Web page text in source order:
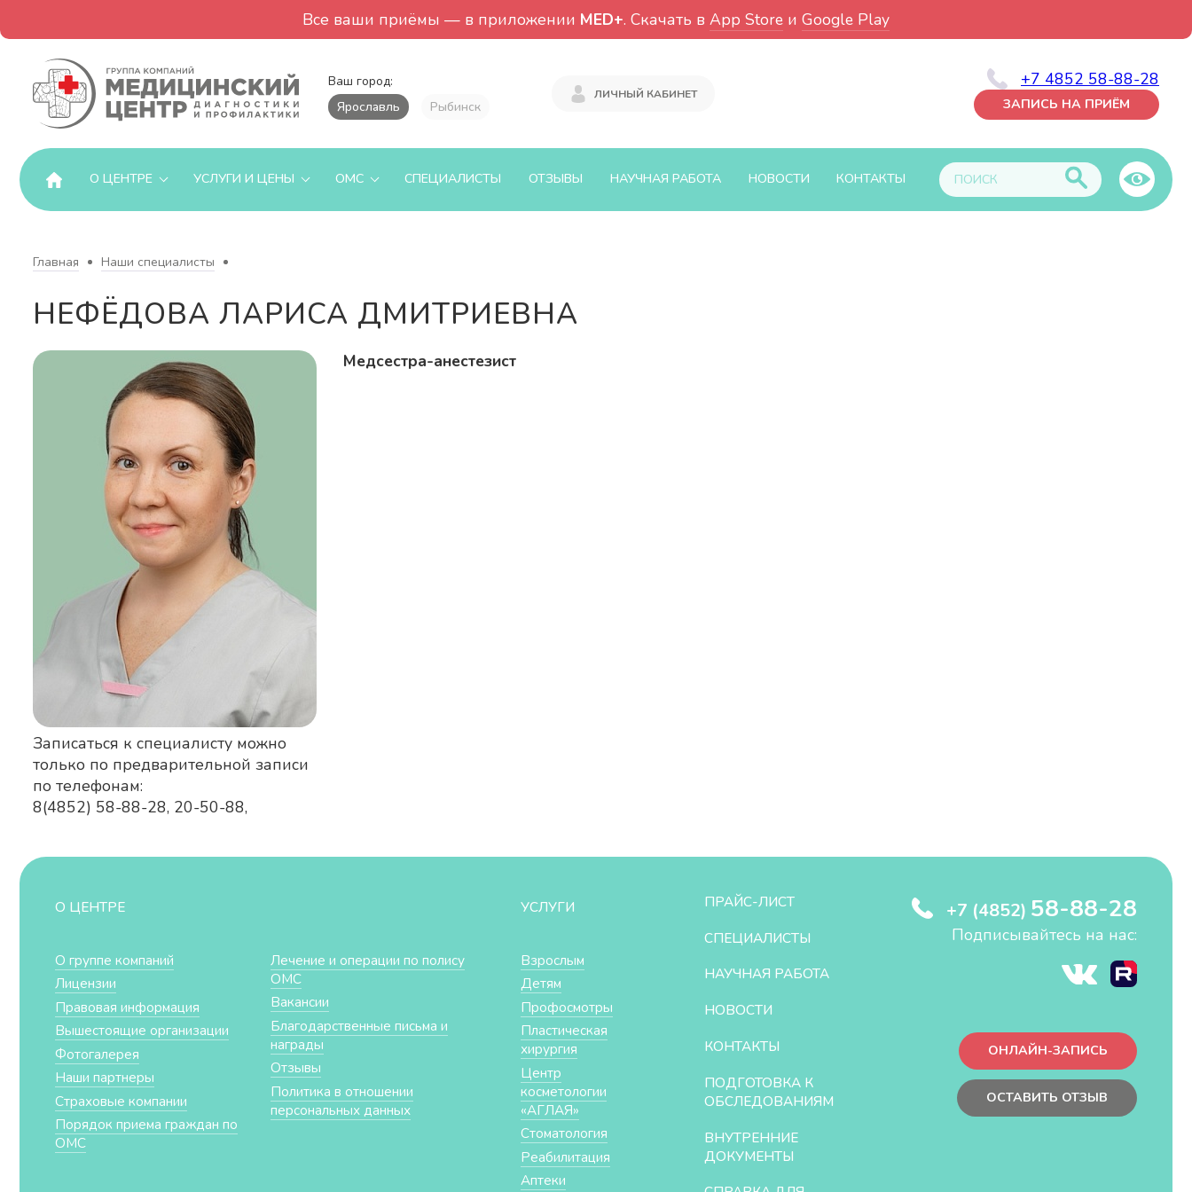
Все ваши приёмы — в приложении MED+. Скачать в App Store и Google Play
Ваш город:
Ярославль
Рыбинск
ЛИЧНЫЙ КАБИНЕТ
+7 4852 58-88-28
ЗАПИСЬ НА ПРИЁМ
О ЦЕНТРЕ УСЛУГИ И ЦЕНЫ ОМС СПЕЦИАЛИСТЫ ОТЗЫВЫ НАУЧНАЯ РАБОТА НОВОСТИ КОНТАКТЫ
Главная Наши специалисты
НЕФЁДОВА ЛАРИСА ДМИТРИЕВНА
Записаться к специалисту можно
только по предварительной записи
по телефонам:
8(4852) 58-88-28, 20-50-88,
Медсестра-анестезист
О ЦЕНТРЕ
О группе компаний
Лицензии
Правовая информация
Вышестоящие организации
Фотогалерея
Наши партнеры
Страховые компании
Порядок приема граждан по
ОМС
Лечение и операции по полису
ОМС
Вакансии
Благодарственные письма и
награды
Отзывы
Политика в отношении
персональных данных
УСЛУГИ
Взрослым
Детям
Профосмотры
Пластическая
хирургия
Центр
косметологии
«АГЛАЯ»
Стоматология
Реабилитация
Аптеки
ПРАЙС-ЛИСТ
СПЕЦИАЛИСТЫ
НАУЧНАЯ РАБОТА
НОВОСТИ
КОНТАКТЫ
ПОДГОТОВКА К
ОБСЛЕДОВАНИЯМ
ВНУТРЕННИЕ
ДОКУМЕНТЫ
+7 (4852) 58-88-28
Подписывайтесь на нас:
ОНЛАЙН-ЗАПИСЬ
ОСТАВИТЬ ОТЗЫВ